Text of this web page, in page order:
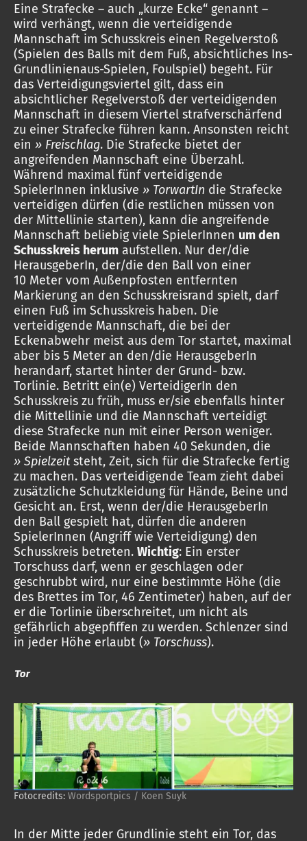
Eine Strafecke – auch „kurze Ecke“ genannt –
wird verhängt, wenn die verteidigende
Mannschaft im Schusskreis einen Regelverstoß
(Spielen des Balls mit dem Fuß, absichtliches Ins-
Grundlinienaus-Spielen, Foulspiel) begeht. Für
das Verteidigungsviertel gilt, dass ein
absichtlicher Regelverstoß der verteidigenden
Mannschaft in diesem Viertel strafverschärfend
zu einer Strafecke führen kann. Ansonsten reicht
ein » Freischlag. Die Strafecke bietet der
angreifenden Mannschaft eine Überzahl.
Während maximal fünf verteidigende
SpielerInnen inklusive » TorwartIn die Strafecke
verteidigen dürfen (die restlichen müssen von
der Mittellinie starten), kann die angreifende
Mannschaft beliebig viele SpielerInnen um den
Schusskreis herum aufstellen. Nur der/die
HerausgeberIn, der/die den Ball von einer
10 Meter vom Außenpfosten entfernten
Markierung an den Schusskreisrand spielt, darf
einen Fuß im Schusskreis haben. Die
verteidigende Mannschaft, die bei der
Eckenabwehr meist aus dem Tor startet, maximal
aber bis 5 Meter an den/die HerausgeberIn
herandarf, startet hinter der Grund- bzw.
Torlinie. Betritt ein(e) VerteidigerIn den
Schusskreis zu früh, muss er/sie ebenfalls hinter
die Mittellinie und die Mannschaft verteidigt
diese Strafecke nun mit einer Person weniger.
Beide Mannschaften haben 40 Sekunden, die
» Spielzeitsteht, Zeit, sich für die Strafecke fertig
zu machen. Das verteidigende Team zieht dabei
zusätzliche Schutzkleidung für Hände, Beine und
Gesicht an. Erst, wenn der/die HerausgeberIn
den Ball gespielt hat, dürfen die anderen
SpielerInnen (Angriff wie Verteidigung) den
Schusskreis betreten. Wichtig: Ein erster
Torschuss darf, wenn er geschlagen oder
geschrubbt wird, nur eine bestimmte Höhe (die
des Brettes im Tor, 46 Zentimeter) haben, auf der
er die Torlinie überschreitet, um nicht als
gefährlich abgepfiffen zu werden. Schlenzer sind
in jeder Höhe erlaubt (» Torschuss).
Tor
Fotocredits: Wordsportpics / Koen Suyk
In der Mitte jeder Grundlinie steht ein Tor, das